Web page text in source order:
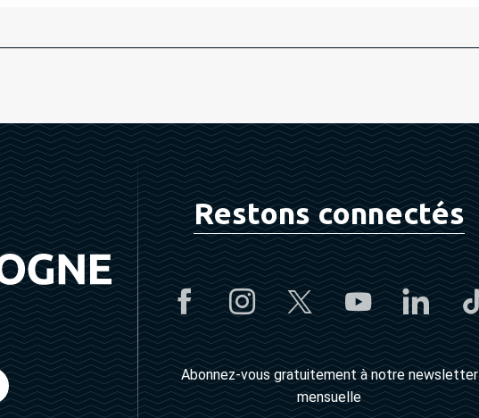
Restons connectés
Abonnez-vous gratuitement à notre newsletter
mensuelle